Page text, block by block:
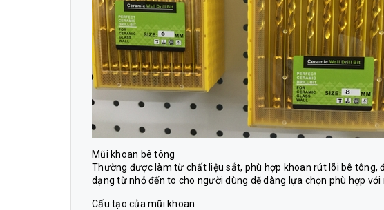
Mũi khoan bê tông
Thường được làm từ chất liệu sắt, phù hợp khoan rút lõi bê tông,
dạng từ nhỏ đến to cho người dùng dẽ dàng lựa chọn phù hợp với
Cấu tạo của mũi khoan